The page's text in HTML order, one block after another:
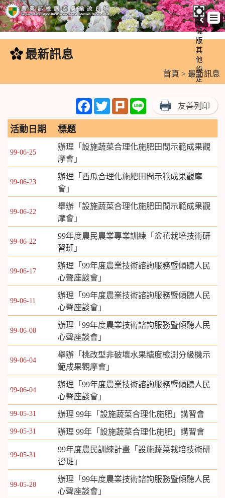
跳
內
手
機
版
其
他
設
定
最新訊息
首頁 > 最新訊息
FacebookTwitterPlurk Line 友善列印
活動日期 標題
99-06-25
辦理「設施蔬菜合理化施肥田間示範成果觀
摩會」
99-06-23
辦理「西瓜合理化施肥田間示範成果觀摩
會」
99-06-22
舉辦「設施蔬菜合理化施肥田間示範成果觀
摩會」
99-06-22
99年度農民農業專業訓練「盆花栽培技術研
習班」
99-06-17
辦理「99年度農業技術諮詢服務暨傾聽人民
心聲座談會」
99-06-11
辦理「99年度農業技術諮詢服務暨傾聽人民
心聲座談會」
99-06-08
辦理「99年度農業技術諮詢服務暨傾聽人民
心聲座談會」
99-06-04
舉辦「桃改型非破壞水果糖度檢測分級機示
範成果觀摩會」
99-06-04
辦理「99年度農業技術諮詢服務暨傾聽人民
心聲座談會」
99-05-31 辦理 99年「設施蔬菜合理化施肥」講習會
99-05-31 辦理 99年「設施蔬菜合理化施肥」講習會
99-05-31
99年度農民訓練計畫「設施蔬菜栽培技術研
習班」
99-05-28
辦理「99年度農業技術諮詢服務暨傾聽人民
心聲座談會」